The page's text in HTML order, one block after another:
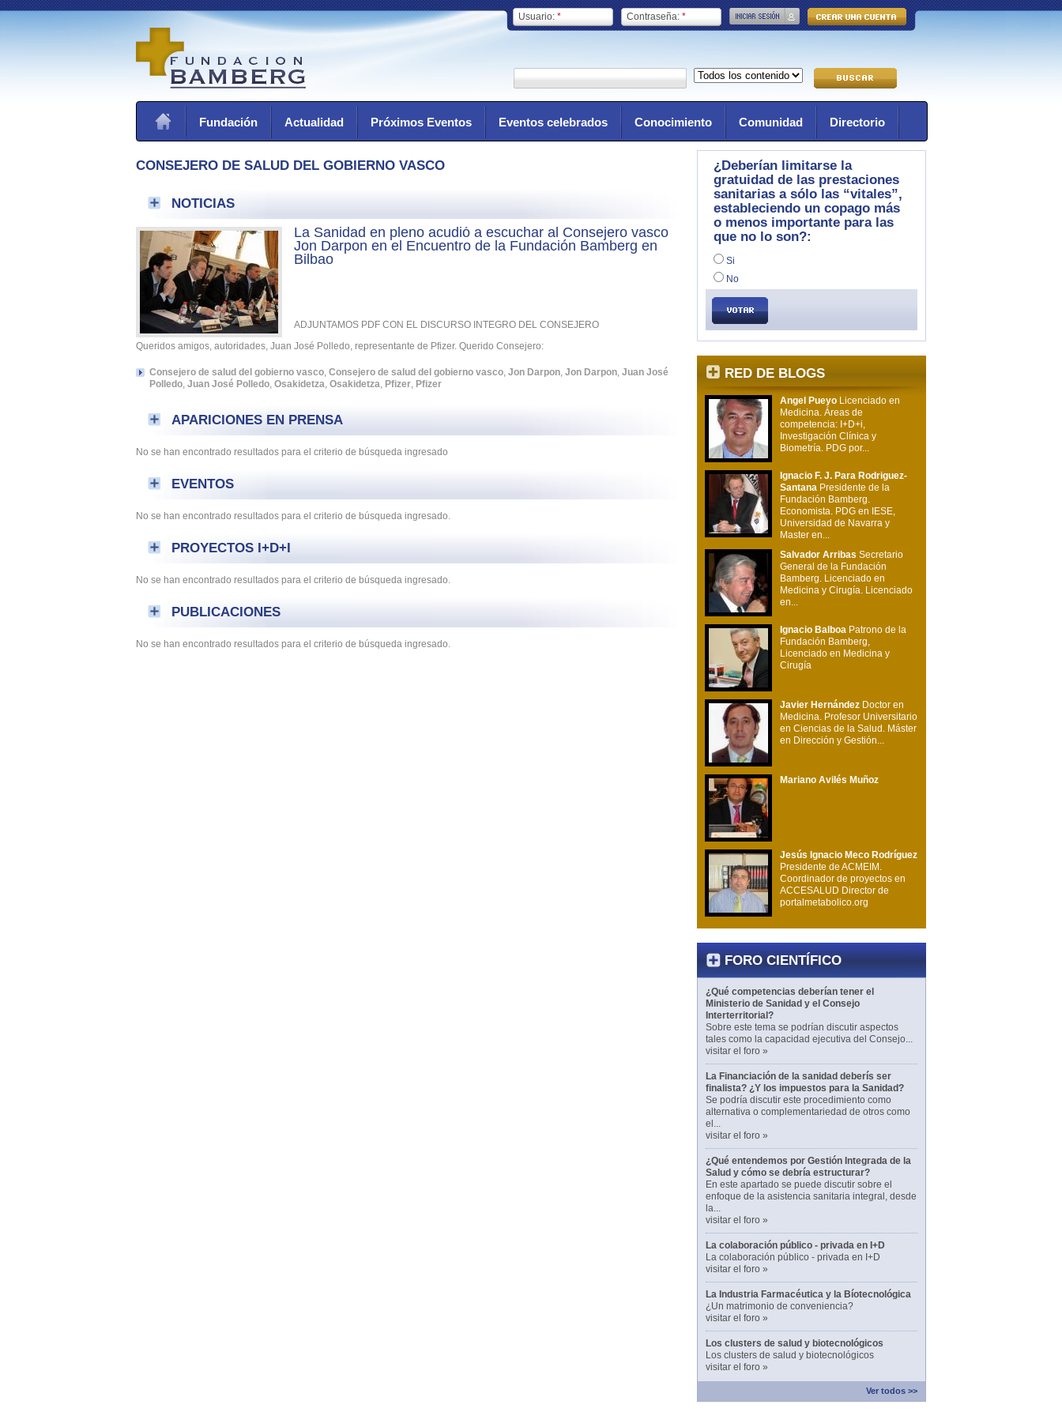
Usuario: * Contraseña: *
Fundación Actualidad Próximos Eventos Eventos celebrados Conocimiento Comunidad Directorio
¿Deberían limitarse la
gratuidad de las prestaciones
sanitarias a sólo las “vitales”,
estableciendo un copago más
o menos importante para las
que no lo son?:
Si
No
RED DE BLOGS
Angel Pueyo Licenciado en
Medicina. Áreas de
competencia: I+D+i,
Investigación Clínica y
Biometría. PDG por...
Ignacio F. J. Para Rodriguez-
Santana Presidente de la
Fundación Bamberg.
Economista. PDG en IESE,
Universidad de Navarra y
Master en...
Salvador Arribas Secretario
General de la Fundación
Bamberg. Licenciado en
Medicina y Cirugía. Licenciado
en...
Ignacio Balboa Patrono de la
Fundación Bamberg,
Licenciado en Medicina y
Cirugía
Javier Hernández Doctor en
Medicina. Profesor Universitario
en Ciencias de la Salud. Máster
en Dirección y Gestión...
Mariano Avilés Muñoz
Jesús Ignacio Meco Rodríguez
Presidente de ACMEIM.
Coordinador de proyectos en
ACCESALUD Director de
portalmetabolico.org
FORO CIENTÍFICO
¿Qué competencias deberían tener el
Ministerio de Sanidad y el Consejo
Interterritorial?
Sobre este tema se podrían discutir aspectos
tales como la capacidad ejecutiva del Consejo...
visitar el foro »
La Financiación de la sanidad deberís ser
finalista? ¿Y los impuestos para la Sanidad?
Se podría discutir este procedimiento como
alternativa o complementariedad de otros como
el...
visitar el foro »
¿Qué entendemos por Gestión Integrada de la
Salud y cómo se debría estructurar?
En este apartado se puede discutir sobre el
enfoque de la asistencia sanitaria integral, desde
la...
visitar el foro »
La colaboración público - privada en I+D
La colaboración público - privada en I+D
visitar el foro »
La Industria Farmacéutica y la Bíotecnológica
¿Un matrimonio de conveniencia?
visitar el foro »
Los clusters de salud y biotecnológicos
Los clusters de salud y biotecnológicos
visitar el foro »
Ver todos >>
CONSEJERO DE SALUD DEL GOBIERNO VASCO
NOTICIAS
La Sanidad en pleno acudió a escuchar al Consejero vasco
Jon Darpon en el Encuentro de la Fundación Bamberg en
Bilbao
ADJUNTAMOS PDF CON EL DISCURSO INTEGRO DEL CONSEJERO
Queridos amigos, autoridades, Juan José Polledo, representante de Pfizer. Querido Consejero:
Consejero de salud del gobierno vasco Consejero de salud del gobierno vasco Jon Darpon Jon Darpon Juan José
Polledo Juan José Polledo Osakidetza Osakidetza Pfizer Pfizer
APARICIONES EN PRENSA
No se han encontrado resultados para el criterio de búsqueda ingresado
EVENTOS
No se han encontrado resultados para el criterio de búsqueda ingresado.
PROYECTOS I+D+I
No se han encontrado resultados para el criterio de búsqueda ingresado.
PUBLICACIONES
No se han encontrado resultados para el criterio de búsqueda ingresado.